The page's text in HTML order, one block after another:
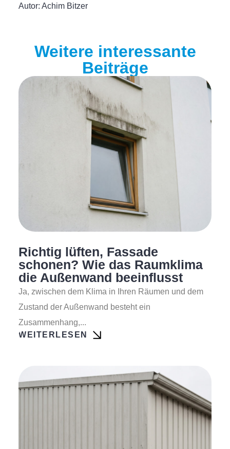
Autor: Achim Bitzer
Weitere interessante
Beiträge
Richtig lüften, Fassade
schonen? Wie das Raumklima
die Außenwand beeinflusst
Ja, zwischen dem Klima in Ihren Räumen und dem
Zustand der Außenwand besteht ein
Zusammenhang,...
WEITERLESEN